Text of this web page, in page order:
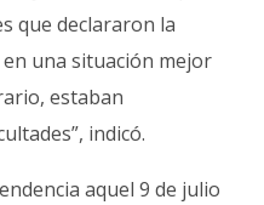
que declararon la
una situación mejor
estaban
indicó.
aquel 9 de julio